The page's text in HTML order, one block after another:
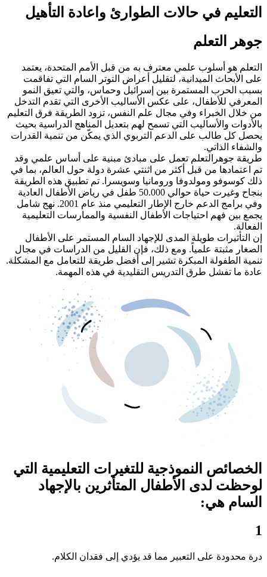
التعليم في حالات الطوارئ واعادة التأهيل
جوهر التعلم
التعلم هو أسلوب علمي معترف به من قبل الأمم المتحدة، يعتمد
على الأبحاث الميدانية، لتقليل أعراض التوتر السام التي تفاقمت
بسبب الحرب المستمرة بين إسرائيل وحماس، والتي تعيق النمو
المعرفي للأطفال، على عكس الأساليب الأخرى التي تقدم التدخل
من خلال الخبراء وفي مجال علم النفس، تزود الطريقة فرق التعليم
بالأدوات والأساليب التي تسمح لهم بتعديل المناهج الدراسية بحيث
يحصل كل طالب على الدعم التربوي الذي يمكّن من تنمية القدرات
والشفاء الذاتي.
طريقة جوهرالتعلم تعمل على مبادئ مبنية على أساس علمي وقد
تم اعتمادها من قبل أكثر من اثنتي عشرة دولة حول العالم، بما في
ذلك كوسوفو ومولدوفا ورومانيا وسويسرا. تم تطبيق هذه الطريقة
بنجاح وغيرت حياة حوالي 50.000 طفل في رياض الأطفال العادية
وفي برامج الدعم خارج الإطار التعليمي منذ عام 2001. نهج شامل
يجمع بين فهم احتياجات الأطفال النفسية والممارسات التعليمية
الفعالة.
إن التأثيرات طويلة المدى للإجهاد السام المستمر على الأطفال
الصغار مثبتة علمياً. ومع ذلك، فإن القليل من الدراسات في مجال
تنمية الطفولة المبكرة تشير إلى أفضل طريقة للتعامل مع المشكلة.
عادة ما تفشل طرق التدريس التقليدية في هذه المهمة.
الخصائص النموذجية للتغيرات التعليمية التي
لوحظت لدى الأطفال المتأثرين بالإجهاد
السام هي:
1
درة محدودة على التعبير مما قد يؤدي إلى فقدان الكلام.